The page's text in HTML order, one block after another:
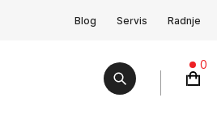
Blog Servis Radnje
0